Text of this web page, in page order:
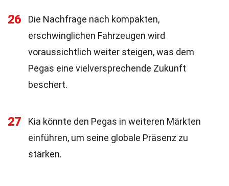
26
Die Nachfrage nach kompakten,
erschwinglichen Fahrzeugen wird
voraussichtlich weiter steigen, was dem
Pegas eine vielversprechende Zukunft
beschert.
27
Kia könnte den Pegas in weiteren Märkten
einführen, um seine globale Präsenz zu
stärken.